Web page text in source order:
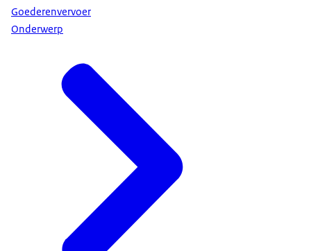
Goederenvervoer
Onderwerp